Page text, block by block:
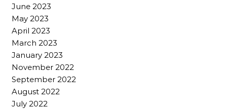
June 2023
May 2023
April 2023
March 2023
January 2023
November 2022
September 2022
August 2022
July 2022